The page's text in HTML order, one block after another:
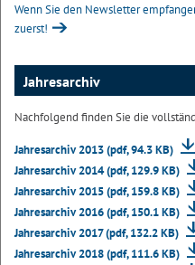
Wenn Sie den Newsletter
zuerst!
Jahresarchiv
Nachfolgend finden Sie die
Jahresarchiv 2013 (pdf, 94.3 KB)
Jahresarchiv 2014 (pdf, 129.9 KB)
Jahresarchiv 2015 (pdf, 159.8 KB)
Jahresarchiv 2016 (pdf, 150.1 KB)
Jahresarchiv 2017 (pdf, 132.2 KB)
Jahresarchiv 2018 (pdf, 111.6 KB)